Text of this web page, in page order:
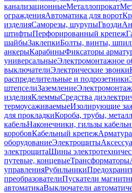
канализационныеМеталлопрокат
огражденияАвтоматика для ворот
изделияСаморезы, шурупыГвозди
штифтыПерфорированный крепеж
шайбыЗаклепкиБолты, винты,
анкерыКарабиныФиксаторы
универсальныеЭлектромонтажное
выключателиЭлектрические звонки
распределительные и подрозетники
штепселиЗаземление
изделияКлеммыСредства
термоусаживаемыеИзолирующие
для прокладкиКороба, трубы,
кабельНаконечники, гильзы
коробовКабельный крепеж
оборудованиеЭлектрощиты
электрощитаШины
путевые, концевыеТрансформаторы
управленияРубильники
преобразователиПускатели
автоматикаВыключатели